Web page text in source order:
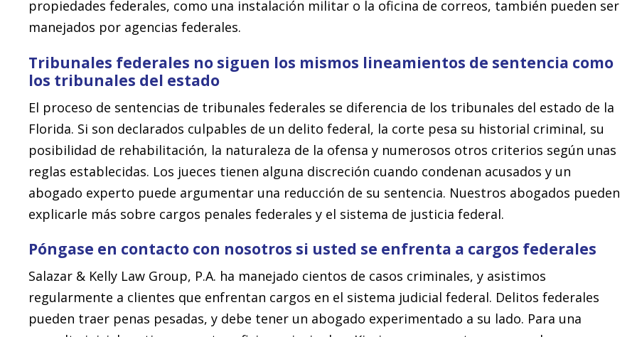
propiedades federales, como una instalación militar o la oficina de correos, también pueden ser
manejados por agencias federales.
Tribunales federales no siguen los mismos lineamientos de sentencia como
los tribunales del estado
El proceso de sentencias de tribunales federales se diferencia de los tribunales del estado de la
Florida. Si son declarados culpables de un delito federal, la corte pesa su historial criminal, su
posibilidad de rehabilitación, la naturaleza de la ofensa y numerosos otros criterios según unas
reglas establecidas. Los jueces tienen alguna discreción cuando condenan acusados y un
abogado experto puede argumentar una reducción de su sentencia. Nuestros abogados pueden
explicarle más sobre cargos penales federales y el sistema de justicia federal.
Póngase en contacto con nosotros si usted se enfrenta a cargos federales
Salazar & Kelly Law Group, P.A. ha manejado cientos de casos criminales, y asistimos
regularmente a clientes que enfrentan cargos en el sistema judicial federal. Delitos federales
pueden traer penas pesadas, y debe tener un abogado experimentado a su lado. Para una